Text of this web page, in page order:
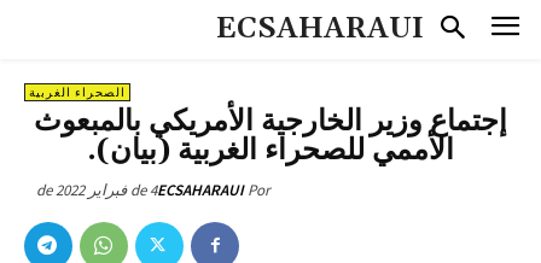
ECSAHARAUI
الصحراء الغربية
إجتماع وزير الخارجية الأمريكي بالمبعوث
الأممي للصحراء الغربية (بيان).
Por
ECSAHARAUI4 de فبراير de 2022